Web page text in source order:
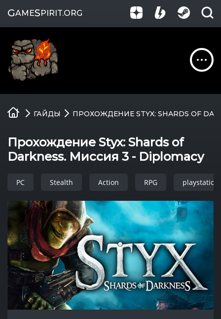
GAMESPIRIT.ORG
Игры
ГАЙДЫ ПРОХОЖДЕНИЕ STYX: SHARDS OF
Прохождение Styx: Shards of
Darkness. Миссия 3 - Diplomacy
PC Stealth Action RPG playstation